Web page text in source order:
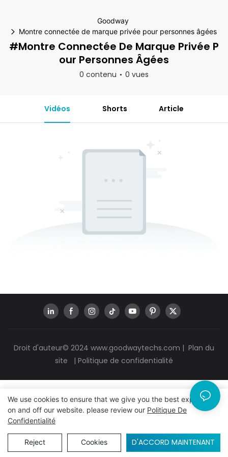
Goodway
Montre connectée de marque privée pour personnes âgées
#Montre Connectée De Marque Privée P
Our Personnes Âgées
0 contenu 0 vues
Vidéos Shorts Article
Droit d'auteur© 2024 www.goodwaytechs.com | Plan du
site
| Politique de confidentialité
We use cookies to ensure that we give you the best experience
on and off our website. please review our Politique De
Confidentialité
Reject Cookies D'ACCORD MAINTENANT